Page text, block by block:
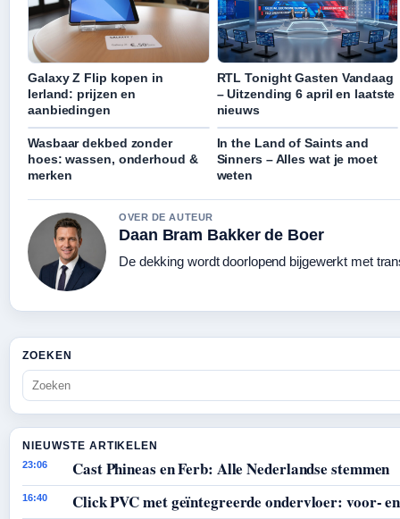
Galaxy Z Flip kopen in
Ierland: prijzen en
aanbiedingen
RTL Tonight Gasten Vandaag
– Uitzending 6 april en laatste
nieuws
Wasbaar dekbed zonder
hoes: wassen, onderhoud &
merken
In the Land of Saints and
Sinners – Alles wat je moet
weten
OVER DE AUTEUR
Daan Bram Bakker de Boer
De dekking wordt doorlopend bijgewerkt met
ZOEKEN
NIEUWSTE ARTIKELEN
23:06 Cast Phineas en Ferb: Alle Nederlandse stemmen
16:40 Click PVC met geïntegreerde ondervloer: voor-